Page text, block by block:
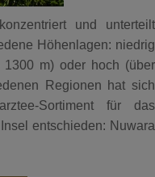
und unterteilt
Höhenlagen: niedrig
m) oder hoch (über
Regionen hat sich
Sortiment für das
entschieden: Nuwara